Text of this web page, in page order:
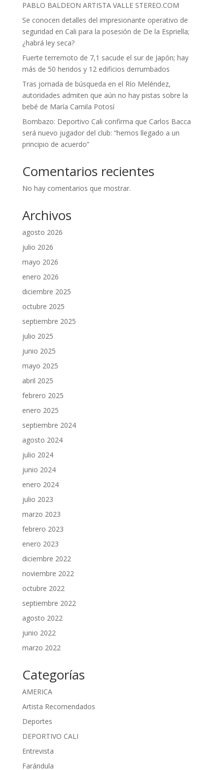
PABLO BALDEON ARTISTA VALLE STEREO.COM
Se conocen detalles del impresionante operativo de
seguridad en Cali para la posesión de De la Espriella;
¿habrá ley seca?
Fuerte terremoto de 7,1 sacude el sur de Japón; hay
más de 50 heridos y 12 edificios derrumbados
Tras jornada de búsqueda en el Río Meléndez,
autoridades admiten que aún no hay pistas sobre la
bebé de María Camila Potosí
Bombazo: Deportivo Cali confirma que Carlos Bacca
será nuevo jugador del club: “hemos llegado a un
principio de acuerdo”
Comentarios recientes
No hay comentarios que mostrar.
Archivos
agosto 2026
julio 2026
mayo 2026
enero 2026
diciembre 2025
octubre 2025
septiembre 2025
julio 2025
junio 2025
mayo 2025
abril 2025
febrero 2025
enero 2025
septiembre 2024
agosto 2024
julio 2024
junio 2024
enero 2024
julio 2023
marzo 2023
febrero 2023
enero 2023
diciembre 2022
noviembre 2022
octubre 2022
septiembre 2022
agosto 2022
junio 2022
marzo 2022
Categorías
AMERICA
Artista Recomendados
Deportes
DEPORTIVO CALI
Entrevista
Farándula